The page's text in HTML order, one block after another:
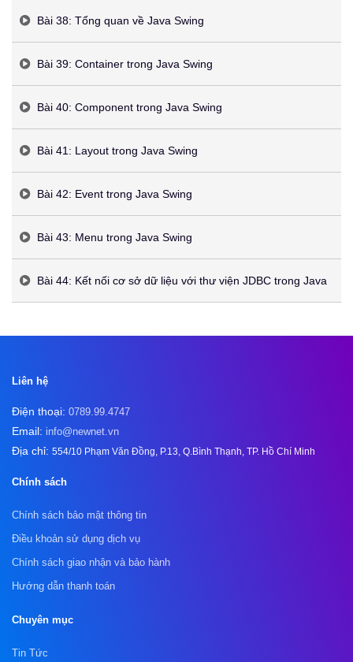
Bài 38: Tổng quan về Java Swing
Bài 39: Container trong Java Swing
Bài 40: Component trong Java Swing
Bài 41: Layout trong Java Swing
Bài 42: Event trong Java Swing
Bài 43: Menu trong Java Swing
Bài 44: Kết nối cơ sở dữ liệu với thư viện JDBC trong Java
Liên hệ
Điện thoại: 0789.99.4747
Email: info@newnet.vn
Địa chỉ: 554/10 Phạm Văn Đồng, P.13, Q.Bình Thạnh, TP. Hồ Chí Minh
Chính sách
Chính sách bảo mật thông tin
Điều khoản sử dụng dịch vụ
Chính sách giao nhận và bảo hành
Hướng dẫn thanh toán
Chuyên mục
Tin Tức